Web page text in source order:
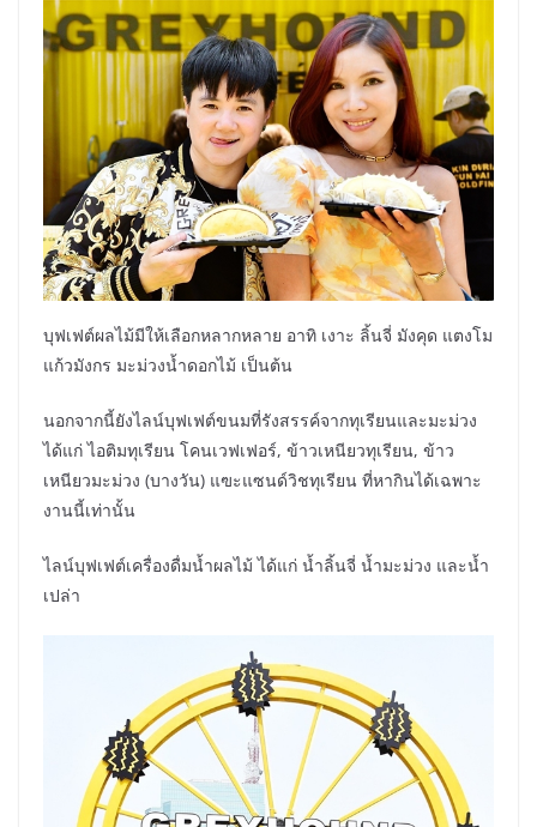
บุฟเฟต์ผลไม้มีให้เลือกหลากหลาย อาทิ เงาะ ลิ้นจี่ มังคุด แตงโม
แก้วมังกร มะม่วงน้ำดอกไม้ เป็นต้น
นอกจากนี้ยังไลน์บุฟเฟต์ขนมที่รังสรรค์จากทุเรียนและมะม่วง
ได้แก่ ไอติมทุเรียน โคนเวฟเฟอร์, ข้าวเหนียวทุเรียน, ข้าว
เหนียวมะม่วง (บางวัน) แฃะแซนด์วิชทุเรียน ที่หากินได้เฉพาะ
งานนี้เท่านั้น
ไลน์บุฟเฟต์เครื่องดื่มน้ำผลไม้ ได้แก่ น้ำลิ้นจี่ น้ำมะม่วง และน้ำ
เปล่า